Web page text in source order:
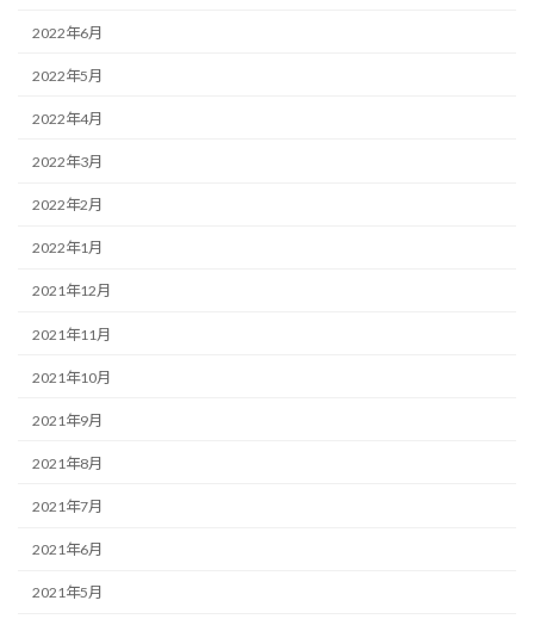
2022年6月
2022年5月
2022年4月
2022年3月
2022年2月
2022年1月
2021年12月
2021年11月
2021年10月
2021年9月
2021年8月
2021年7月
2021年6月
2021年5月